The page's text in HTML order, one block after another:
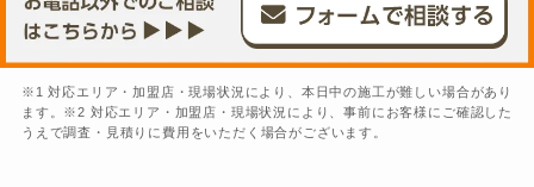
※1 対応エリア・加盟店・現場状況により、本日中の施工が難しい場合があり
ます。※2 対応エリア・加盟店・現場状況により、事前にお客様にご確認した
うえで調査・見積りに費用をいただく場合がございます。